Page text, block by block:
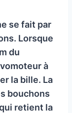
se fait par
Lorsque
du
à
la bille. La
bouchons
retient la